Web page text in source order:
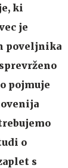
ki
je
poveljnika
pojmuje
o
s